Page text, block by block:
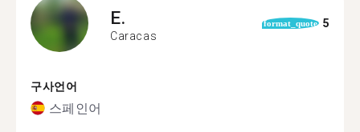
E.
Caracas
format_quote 5
구사언어
스페인어